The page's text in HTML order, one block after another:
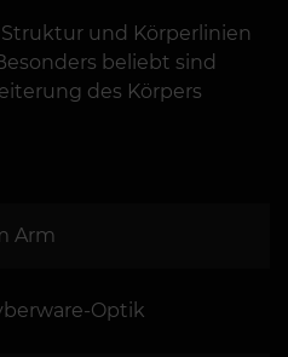
und Körperlinien
beliebt sind
des Körpers
Arm
Optik